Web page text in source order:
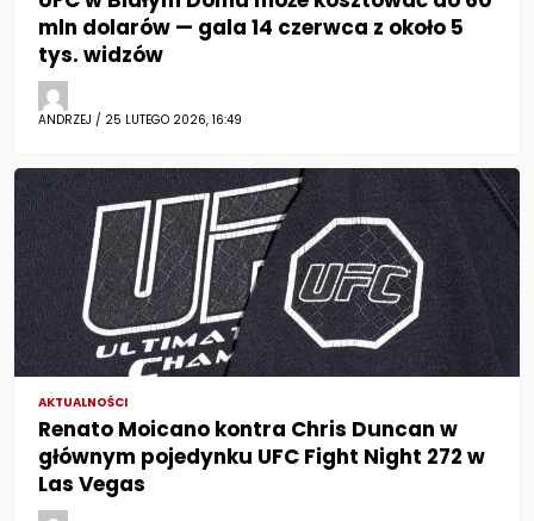
mln dolarów — gala 14 czerwca z około 5
tys. widzów
ANDRZEJ / 25 LUTEGO 2026, 16:49
AKTUALNOŚCI
Renato Moicano kontra Chris Duncan w
głównym pojedynku UFC Fight Night 272 w
Las Vegas